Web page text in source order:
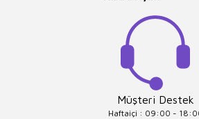
Müşteri Destek
Haftaiçi : 09:00 -